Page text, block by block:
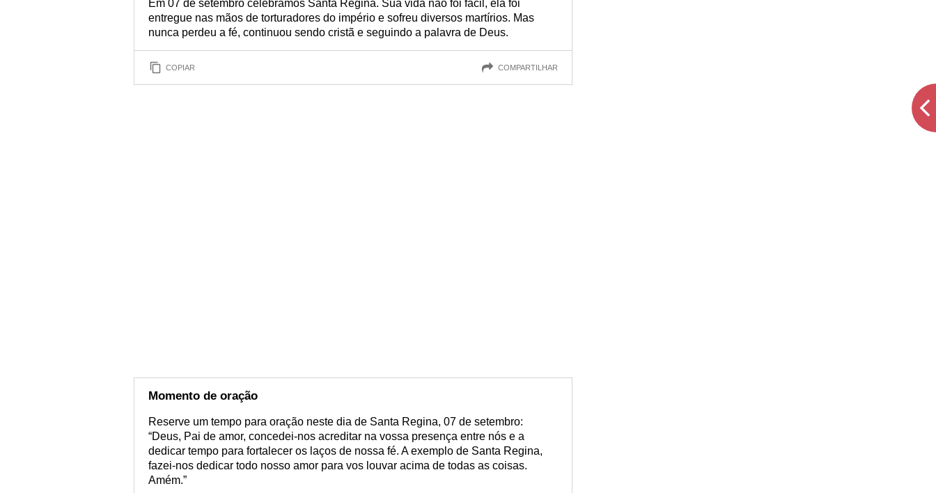
Em 07 de setembro celebramos Santa Regina. Sua vida não foi fácil, ela foi
entregue nas mãos de torturadores do império e sofreu diversos martírios. Mas
nunca perdeu a fé, continuou sendo cristã e seguindo a palavra de Deus.
COPIAR COMPARTILHAR
Momento de oração
Reserve um tempo para oração neste dia de Santa Regina, 07 de setembro:
“Deus, Pai de amor, concedei-nos acreditar na vossa presença entre nós e a
dedicar tempo para fortalecer os laços de nossa fé. A exemplo de Santa Regina,
fazei-nos dedicar todo nosso amor para vos louvar acima de todas as coisas.
Amém.”